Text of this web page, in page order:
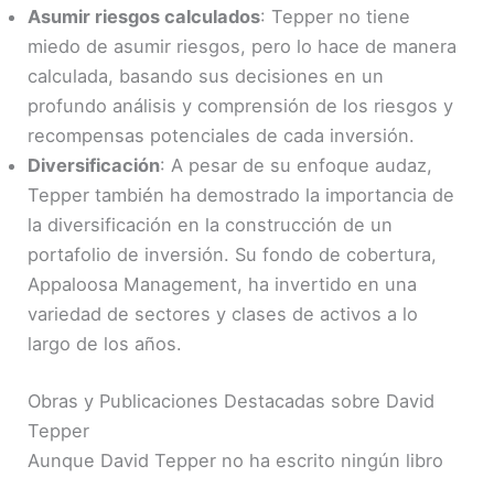
Asumir riesgos calculados: Tepper no tiene
miedo de asumir riesgos, pero lo hace de manera
calculada, basando sus decisiones en un
profundo análisis y comprensión de los riesgos y
recompensas potenciales de cada inversión.
Diversificación: A pesar de su enfoque audaz,
Tepper también ha demostrado la importancia de
la diversificación en la construcción de un
portafolio de inversión. Su fondo de cobertura,
Appaloosa Management, ha invertido en una
variedad de sectores y clases de activos a lo
largo de los años.
Obras y Publicaciones Destacadas sobre David
Tepper
Aunque David Tepper no ha escrito ningún libro